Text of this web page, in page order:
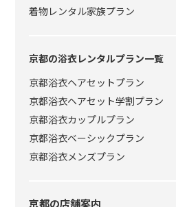
着物レンタル家族プラン
京都の浴衣レンタルプラン一覧
京都浴衣ヘアセットプラン
京都浴衣ヘアセット学割プラン
京都浴衣カップルプラン
京都浴衣ベーシックプラン
京都浴衣メンズプラン